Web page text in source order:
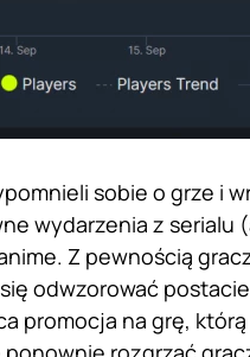
sobie o grze i
wydarzenia z serialu
Z pewnością
odwzorować
promocja na grę,